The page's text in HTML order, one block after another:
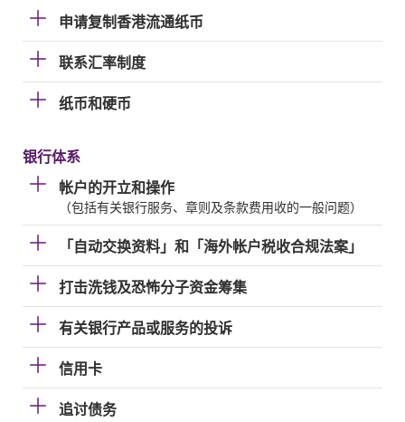
申请复制香港流通纸币
联系汇率制度
纸币和硬币
银行体系
帐户的开立和操作
（包括有关银行服务、章则及条款费用收的一般问题）
「自动交换资料」和「海外帐户税收合规法案」
打击洗钱及恐怖分子资金筹集
有关银行产品或服务的投诉
信用卡
追讨债务